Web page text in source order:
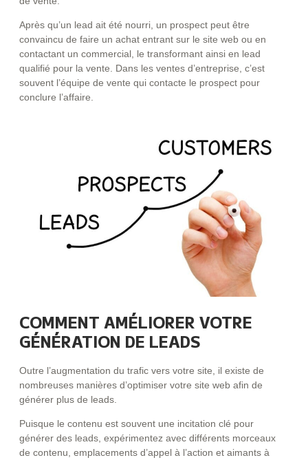
Après qu’un lead ait été nourri, un prospect peut être
convaincu de faire un achat entrant sur le site web ou en
contactant un commercial, le transformant ainsi en lead
qualifié pour la vente. Dans les ventes d’entreprise, c’est
souvent l’équipe de vente qui contacte le prospect pour
conclure l’affaire.
COMMENT AMÉLIORER VOTRE
GÉNÉRATION DE LEADS
Outre l’augmentation du trafic vers votre site, il existe de
nombreuses manières d’optimiser votre site web afin de
générer plus de leads.
Puisque le contenu est souvent une incitation clé pour
générer des leads, expérimentez avec différents morceaux
de contenu, emplacements d’appel à l’action et aimants à